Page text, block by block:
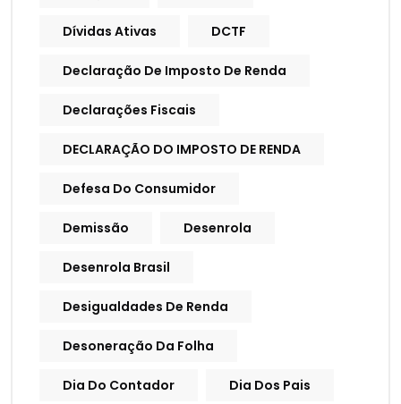
Dívidas Ativas DCTF
Declaração De Imposto De Renda
Declarações Fiscais
DECLARAÇÃO DO IMPOSTO DE RENDA
Defesa Do Consumidor
Demissão Desenrola
Desenrola Brasil
Desigualdades De Renda
Desoneração Da Folha
Dia Do Contador Dia Dos Pais